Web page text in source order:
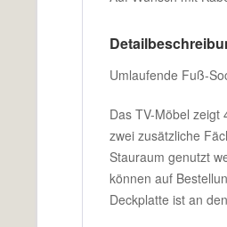
Umlaufende Fuß-
Das TV-Möbel zeigt
zwei zusätzliche
Stauraum genutzt
können auf
Deckplatte ist an